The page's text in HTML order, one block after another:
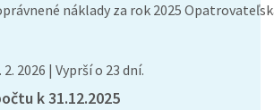
náklady za rok 2025
2026 | Vyprší o 23 dní.
k 31.12.2025